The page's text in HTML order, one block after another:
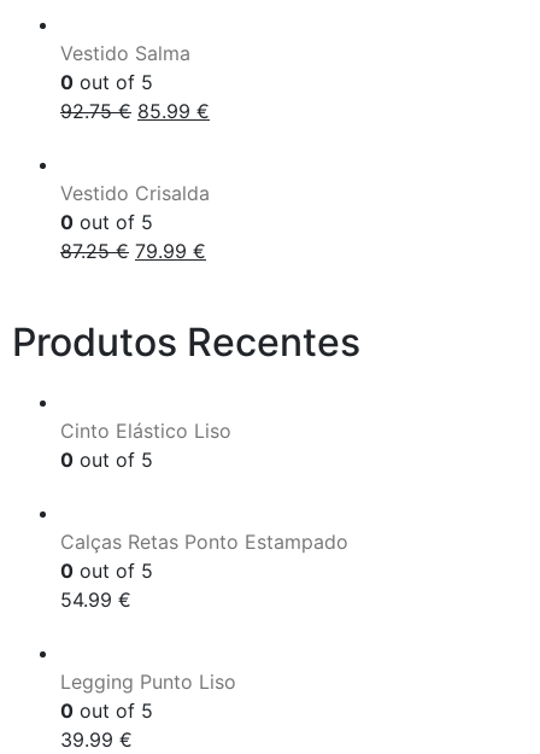
Vestido Salma
0 out of 5
92.75€ 85.99 €
Vestido Crisalda
0 out of 5
87.25€ 79.99 €
Produtos Recentes
Cinto Elástico Liso
0 out of 5
Calças Retas Ponto Estampado
0 out of 5
54.99 €
Legging Punto Liso
0 out of 5
39.99 €